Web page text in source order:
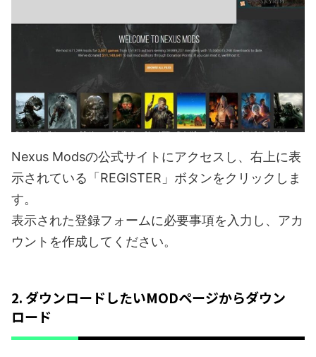
Nexus Modsの公式サイトにアクセスし、右上に表
示されている「REGISTER」ボタンをクリックしま
す。
表示された登録フォームに必要事項を入力し、アカ
ウントを作成してください。
2. ダウンロードしたいMODページからダウン
ロード